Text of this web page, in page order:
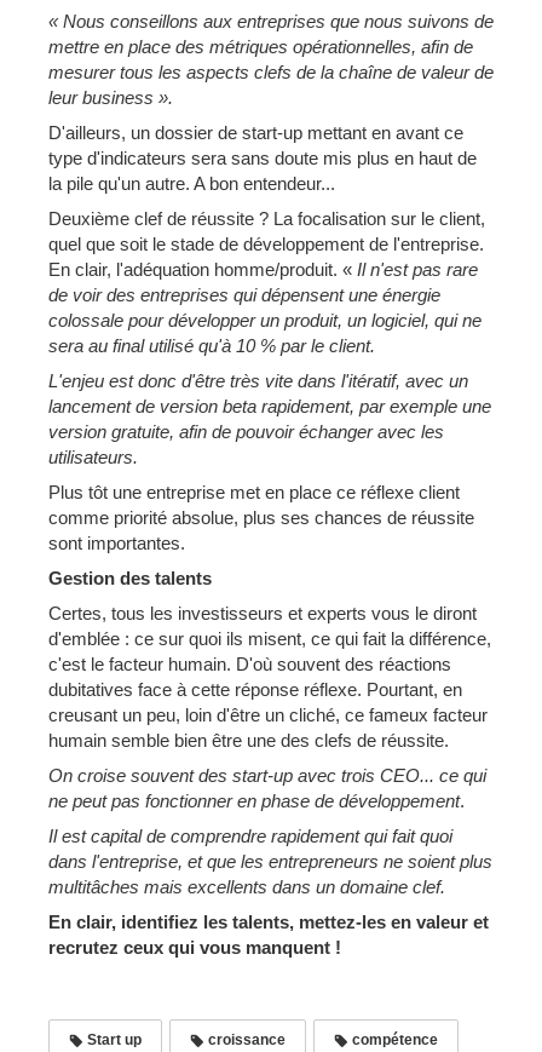
« Nous conseillons aux entreprises que nous suivons de
mettre en place des métriques opérationnelles, afin de
mesurer tous les aspects clefs de la chaîne de valeur de
leur business ».
D'ailleurs, un dossier de start-up mettant en avant ce
type d'indicateurs sera sans doute mis plus en haut de
la pile qu'un autre. A bon entendeur...
Deuxième clef de réussite ? La focalisation sur le client,
quel que soit le stade de développement de l'entreprise.
En clair, l'adéquation homme/produit. « Il n'est pas rare
de voir des entreprises qui dépensent une énergie
colossale pour développer un produit, un logiciel, qui ne
sera au final utilisé qu'à 10 % par le client.
L'enjeu est donc d'être très vite dans l'itératif, avec un
lancement de version beta rapidement, par exemple une
version gratuite, afin de pouvoir échanger avec les
utilisateurs.
Plus tôt une entreprise met en place ce réflexe client
comme priorité absolue, plus ses chances de réussite
sont importantes.
Gestion des talents
Certes, tous les investisseurs et experts vous le diront
d'emblée : ce sur quoi ils misent, ce qui fait la différence,
c'est le facteur humain. D'où souvent des réactions
dubitatives face à cette réponse réflexe. Pourtant, en
creusant un peu, loin d'être un cliché, ce fameux facteur
humain semble bien être une des clefs de réussite.
On croise souvent des start-up avec trois CEO... ce qui
ne peut pas fonctionner en phase de développement.
Il est capital de comprendre rapidement qui fait quoi
dans l'entreprise, et que les entrepreneurs ne soient plus
multitâches mais excellents dans un domaine clef.
En clair, identifiez les talents, mettez-les en valeur et
recrutez ceux qui vous manquent !
Start up croissance compétence